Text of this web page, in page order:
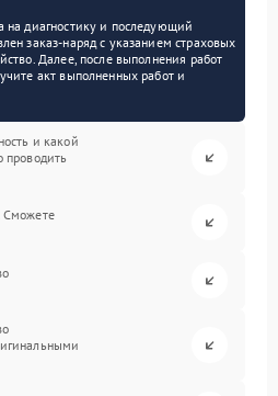
на диагностику и последующий
заказ-наряд с указанием страховых
Далее, после выполнения работ
акт выполненных работ и
и какой
проводить
Сможете